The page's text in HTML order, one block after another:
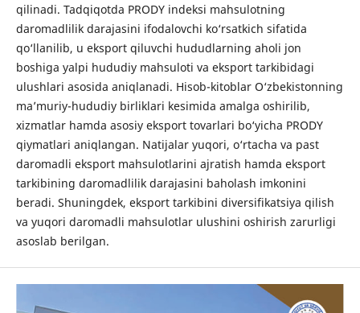
qilinadi. Tadqiqotda PRODY indeksi mahsulotning
daromadlilik darajasini ifodalovchi ko‘rsatkich sifatida
qo‘llanilib, u eksport qiluvchi hududlarning aholi jon
boshiga yalpi hududiy mahsuloti va eksport tarkibidagi
ulushlari asosida aniqlanadi. Hisob-kitoblar O‘zbekistonning
ma’muriy-hududiy birliklari kesimida amalga oshirilib,
xizmatlar hamda asosiy eksport tovarlari bo‘yicha PRODY
qiymatlari aniqlangan. Natijalar yuqori, o‘rtacha va past
daromadli eksport mahsulotlarini ajratish hamda eksport
tarkibining daromadlilik darajasini baholash imkonini
beradi. Shuningdek, eksport tarkibini diversifikatsiya qilish
va yuqori daromadli mahsulotlar ulushini oshirish zarurligi
asoslab berilgan.